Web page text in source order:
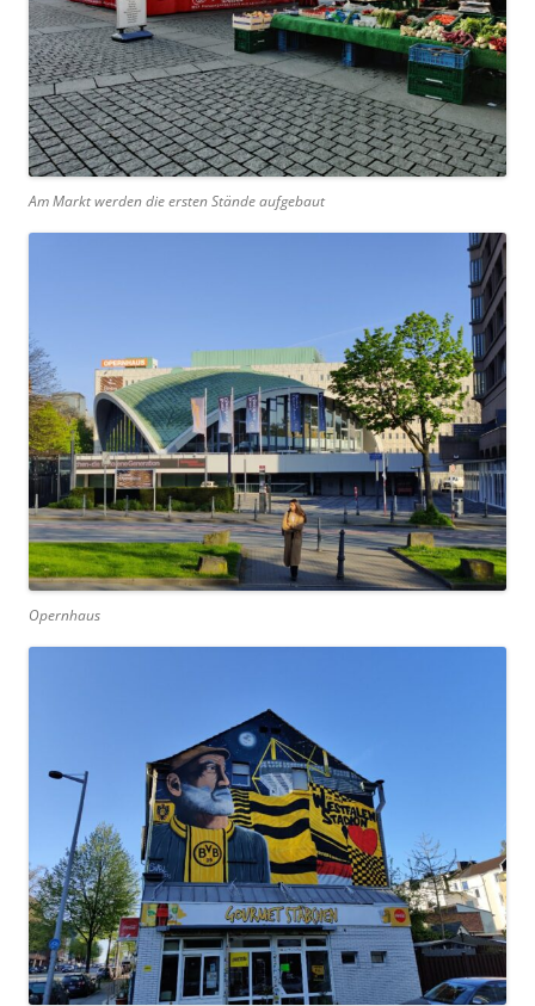
Am Markt werden die ersten Stände aufgebaut
Opernhaus